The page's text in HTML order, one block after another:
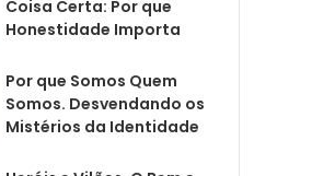
Coisa Certa: Por que
Honestidade Importa
Por que Somos Quem
Somos. Desvendando os
Mistérios da Identidade